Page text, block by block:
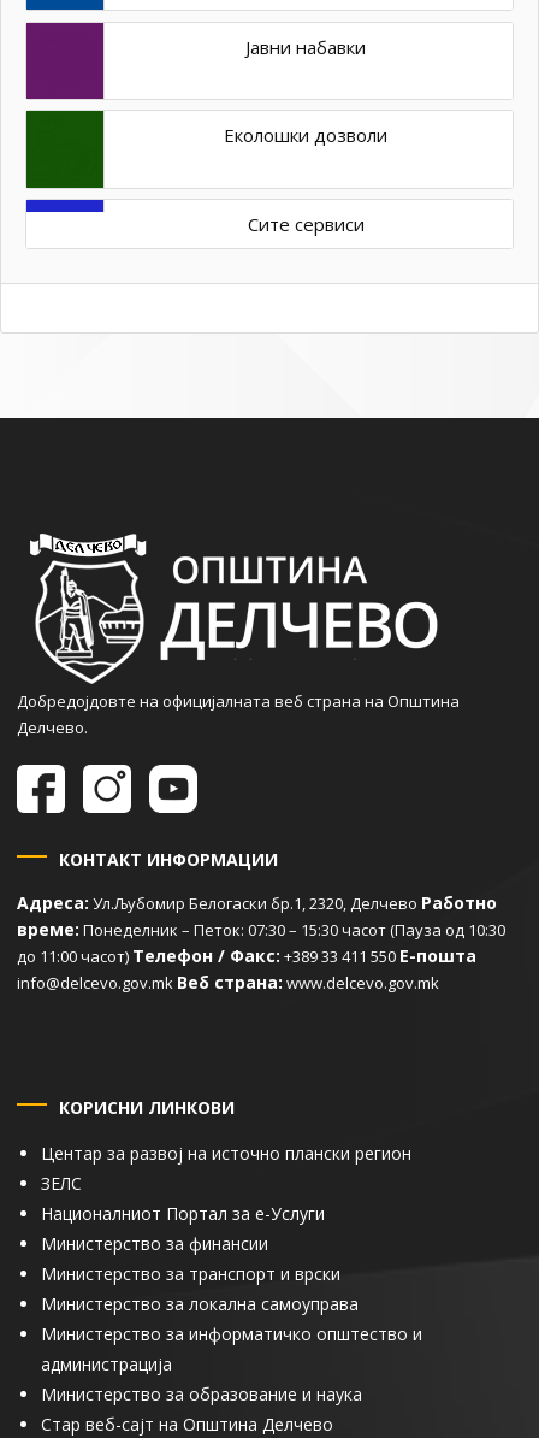
Јавни набавки
Еколошки дозволи
Сите сервиси
Добредојдовте на официјалната веб страна на Општина
Делчево.
КОНТАКТ ИНФОРМАЦИИ
Адреса: Ул.Љубомир Белогаски бр.1, 2320, Делчево Работно
време: Понеделник – Петок: 07:30 – 15:30 часот (Пауза од 10:30
до 11:00 часот) Телефон / Факс: +389 33 411 550 Е-пошта
info@delcevo.gov.mk Веб страна: www.delcevo.gov.mk
КОРИСНИ ЛИНКОВИ
Центар за развој на источно плански регион
ЗЕЛС
Националниот Портал за е-Услуги
Министерство за финансии
Министерство за транспорт и врски
Министерство за локална самоуправа
Министерство за информатичко општество и
администрација
Министерство за образование и наука
Стар веб-сајт на Општина Делчево